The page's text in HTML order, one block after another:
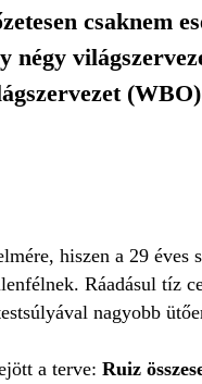
csaknem
hiszen a 29
Ráadásul tíz
nagyobb
a terve: Ruiz